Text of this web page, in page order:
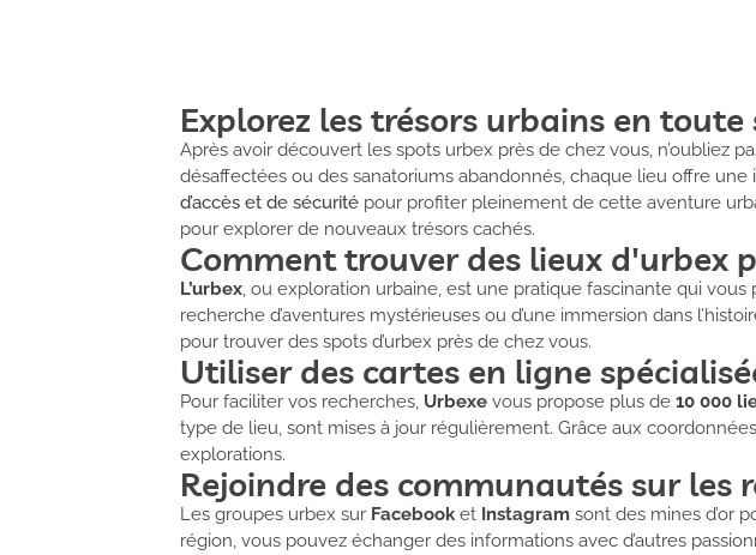
Explorez les trésors urbains en toute
Après avoir découvert les spots urbex près de chez vous, n’oubliez
désaffectées ou des sanatoriums abandonnés, chaque lieu offre
d’accès et de sécurité pour profiter pleinement de cette aventure
pour explorer de nouveaux trésors cachés.
Comment trouver des lieux d'urbex
L’urbex, ou exploration urbaine, est une pratique fascinante qui
recherche d’aventures mystérieuses ou d’une immersion dans
pour trouver des spots d’urbex près de chez vous.
Utiliser des cartes en ligne
Pour faciliter vos recherches, Urbexe vous propose plus de 10 000
type de lieu, sont mises à jour régulièrement. Grâce aux
explorations.
Rejoindre des communautés sur les
Les groupes urbex sur Facebooket Instagram sont des mines d’or
région, vous pouvez échanger des informations avec d’autres